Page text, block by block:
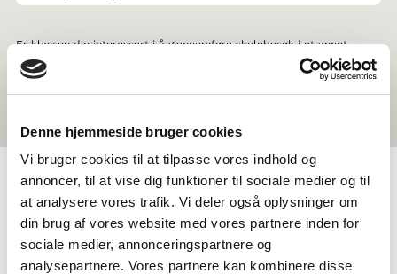
Denne hjemmeside bruger cookies
Vi bruger cookies til at tilpasse vores indhold og
annoncer, til at vise dig funktioner til sociale medier og til
at analysere vores trafik. Vi deler også oplysninger om
din brug af vores website med vores partnere inden for
sociale medier, annonceringspartnere og
analysepartnere. Vores partnere kan kombinere disse
OM NORDEN I SKOLEN
Er klassen din interessert i å gjennomføre skolebesøk i et annet
nordisk land? Gjennom Norden i skolen, kan dere
søke venneklasse
og lese mer om